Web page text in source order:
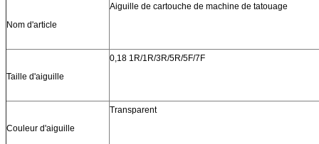
Nom d'article
Aiguille de cartouche de machine de tatouage
Taille d'aiguille
0,18 1R/1R/3R/5R/5F/7F
Couleur d'aiguille
Transparent